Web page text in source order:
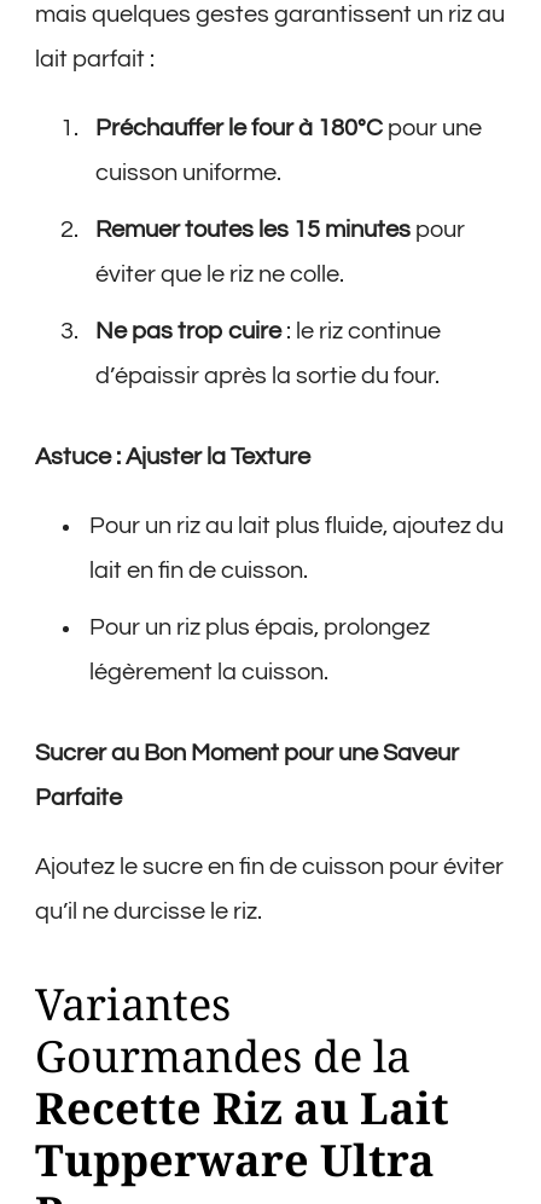
mais quelques gestes garantissent un riz au
lait parfait :
Préchauffer le four à 180°C pour une
cuisson uniforme.
Remuer toutes les 15 minutes pour
éviter que le riz ne colle.
Ne pas trop cuire: le riz continue
d’épaissir après la sortie du four.
Astuce : Ajuster la Texture
Pour un riz au lait plus fluide, ajoutez du
lait en fin de cuisson.
Pour un riz plus épais, prolongez
légèrement la cuisson.
Sucrer au Bon Moment pour une Saveur
Parfaite
Ajoutez le sucre en fin de cuisson pour éviter
qu’il ne durcisse le riz.
Variantes
Gourmandes de la
Recette Riz au Lait
Tupperware Ultra